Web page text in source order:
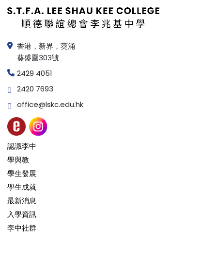
香港，新界，葵涌
葵盛圍303號
2429 4051
2420 7693
office@lskc.edu.hk
認識李中
學與教
學生發展
學生成就
最新消息
入學資訊
李中社群